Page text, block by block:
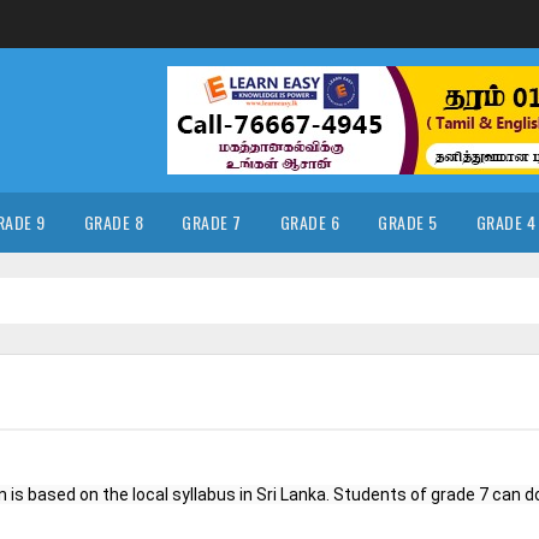
9 GRADE 8 GRADE 7 GRADE 6 GRADE 5 GRADE 4
based on the local syllabus in Sri Lanka. Students of grade 7 can